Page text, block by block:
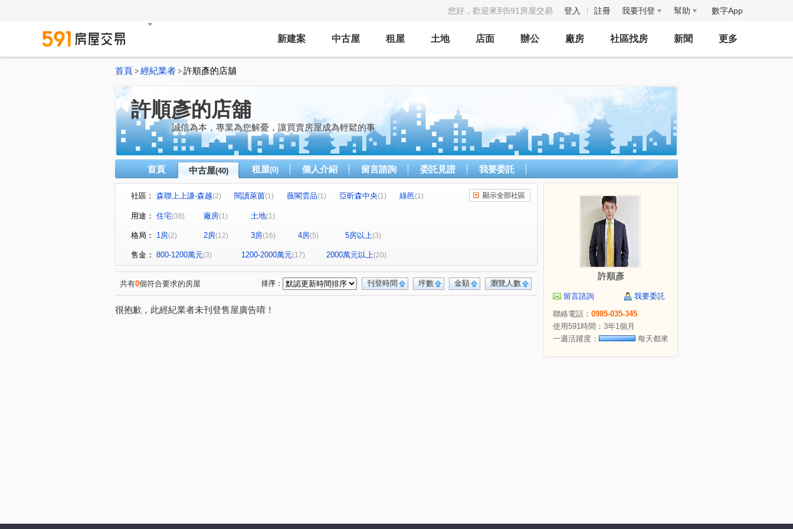
您好，歡迎來到591房屋交易 登入 註冊 我要刊登 幫助 數字App
新建案 中古屋 租屋 土地 店面 辦公 廠房 社區找房 新聞 更多
首頁 > 經紀業者 > 許順彥的店舖
許順彥的店舖
誠信為本，專業為您解憂，讓買賣房屋成為輕鬆的事
首頁 中古屋(40) 租屋(0) 個人介紹 留言諮詢 委託見證 我要委託
社區： 森聯上上謙-森越(2) 閱讀萊茵(1) 薇閣雲品(1) 亞昕森中央(1) 綠邑(1)
法國之星 友文化 薇瓦第
麗寶快樂家 巴黎香頌 (1) 法國四季(1) Classy Home(1)
合遠新天地(1) 大耀首璽(1) 春城麗池(1) 福樺水悅(1) 城中大璽
亞昕米蘭小鎮一期(1) 芳彬家華廈區(1) 晴空樹(1) 晴空樹(1)
長耀PARK/長耀雙峰滙 凱旋世界(1) 民權路(2) 龍泉六街(1) 東湖路(1)
富貴路(1) 南勢六街(1) 環西路二段(1) 文化二路(3) 大興西路二段(1)
文化三路一段(6) 竹林路(1) 忠孝路
顯示全部社區
用途： 住宅(38) 廠房(1) 土地(1)
格局： 1房(2) 2房(12) 3房(16) 4房(5) 5房以上(3)
售金： 800-1200萬元(3) 1200-2000萬元(17) 2000萬元以上(20)
共有0個符合要求的房屋 瀏覽人數
金額
坪數
刊登時間
排序：
很抱歉，此經紀業者未刊登售屋廣告唷！
許順彥
留言諮詢
我要委託
聯絡電話： 0985-035-345
使用591時間：3年1個月
一週活躍度：
每天都來